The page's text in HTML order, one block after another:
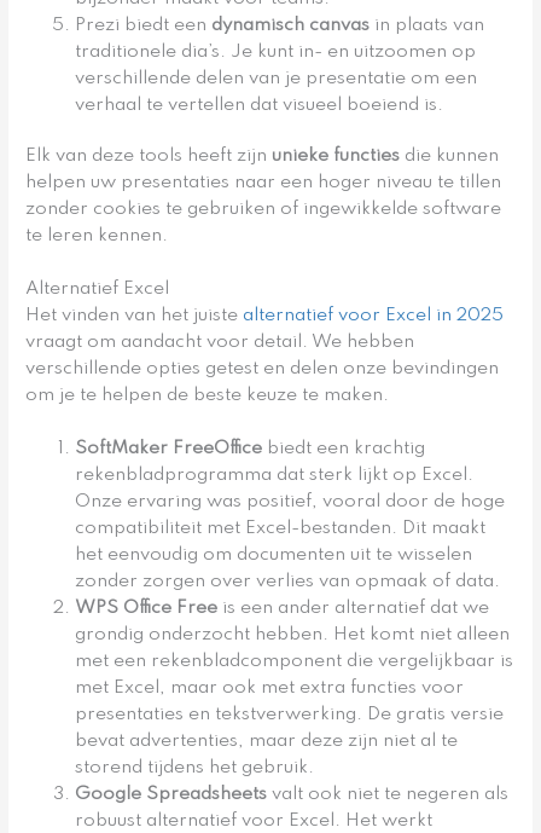
Prezi biedt een dynamisch canvas in plaats van
traditionele dia’s. Je kunt in- en uitzoomen op
verschillende delen van je presentatie om een
verhaal te vertellen dat visueel boeiend is.
Elk van deze tools heeft zijn unieke functies die kunnen
helpen uw presentaties naar een hoger niveau te tillen
zonder cookies te gebruiken of ingewikkelde software
te leren kennen.
Alternatief Excel
Het vinden van het juiste alternatief voor Excel in 2025
vraagt om aandacht voor detail. We hebben
verschillende opties getest en delen onze bevindingen
om je te helpen de beste keuze te maken.
SoftMaker FreeOffice biedt een krachtig
rekenbladprogramma dat sterk lijkt op Excel.
Onze ervaring was positief, vooral door de hoge
compatibiliteit met Excel-bestanden. Dit maakt
het eenvoudig om documenten uit te wisselen
zonder zorgen over verlies van opmaak of data.
WPS Office Free is een ander alternatief dat we
grondig onderzocht hebben. Het komt niet alleen
met een rekenbladcomponent die vergelijkbaar is
met Excel, maar ook met extra functies voor
presentaties en tekstverwerking. De gratis versie
bevat advertenties, maar deze zijn niet al te
storend tijdens het gebruik.
Google Spreadsheets valt ook niet te negeren als
robuust alternatief voor Excel. Het werkt